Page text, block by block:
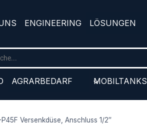
ENGINEERING LÖSUNGEN
AGRARBEDARF MOBILTANKS
Versenkdüse, Anschluss 1/2″